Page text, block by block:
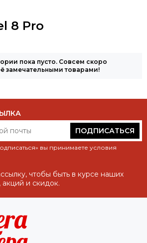
8 Pro
пока пусто. Совсем скоро
замечательными товарами!
ПОДПИСАТЬСЯ
вы принимаете условия
чтобы быть в курсе наших
и скидок.